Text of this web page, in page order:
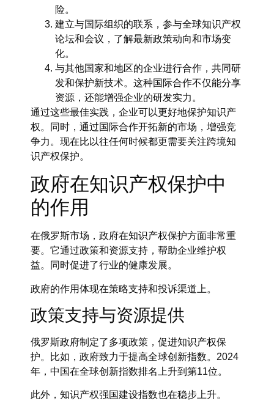
险。
建立与国际组织的联系，参与全球知识产权
论坛和会议，了解最新政策动向和市场变
化。
与其他国家和地区的企业进行合作，共同研
发和保护新技术。这种国际合作不仅能分享
资源，还能增强企业的研发实力。
通过这些最佳实践，企业可以更好地保护知识产
权。同时，通过国际合作开拓新的市场，增强竞
争力。现在比以往任何时候都更需要关注跨境知
识产权保护。
政府在知识产权保护中
的作用
在俄罗斯市场，政府在知识产权保护方面非常重
要。它通过政策和资源支持，帮助企业维护权
益。同时促进了行业的健康发展。
政府的作用体现在策略支持和投诉渠道上。
政策支持与资源提供
俄罗斯政府制定了多项政策，促进知识产权保
护。比如，政府致力于提高全球创新指数。2024
年，中国在全球创新指数排名上升到第11位。
此外，知识产权强国建设指数也在稳步上升。